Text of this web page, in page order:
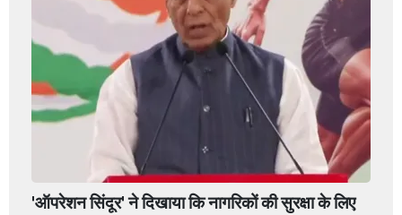
'ऑपरेशन सिंदूर' ने दिखाया कि नागरिकों की सुरक्षा के लिए